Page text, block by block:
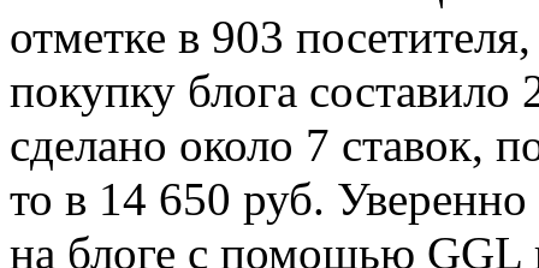
отметке в 903
покупку блога
сделано около 7 ставок,
то в 14 650 руб.
на блоге с помощью GGL